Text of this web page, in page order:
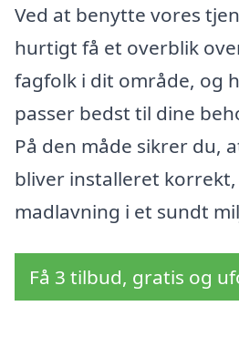
Ved at benytte vores
hurtigt få et overblik
fagfolk i dit område, og
passer bedst til dine
På den måde sikrer du,
bliver installeret korrekt,
madlavning i et sundt
Få 3 tilbud, gratis og